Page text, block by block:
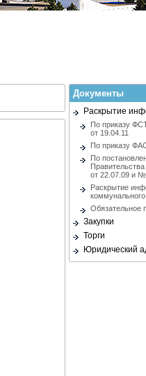
Документы
Раскрытие
По приказу
от 19.04.11
По приказу
По
от 22.07.09 и
Раскрытие
Обязательное
Закупки
Торги
Юридический